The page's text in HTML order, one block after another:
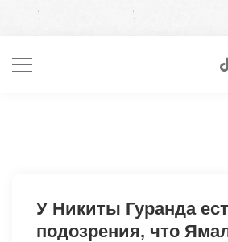
У Никиты Гуранда
подозрения, что